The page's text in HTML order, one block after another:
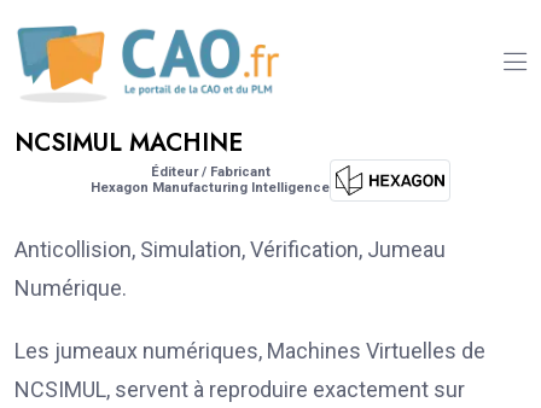
NCSIMUL MACHINE
Éditeur / Fabricant
Hexagon Manufacturing Intelligence
Anticollision, Simulation, Vérification, Jumeau
Numérique.
Les jumeaux numériques, Machines Virtuelles de
NCSIMUL, servent à reproduire exactement sur